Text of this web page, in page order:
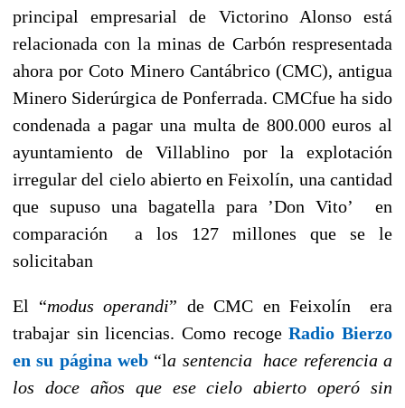
principal empresarial de Victorino Alonso está
relacionada con la minas de Carbón respresentada
ahora por Coto Minero Cantábrico (CMC), antigua
Minero Siderúrgica de Ponferrada. CMCfue ha sido
condenada a pagar una multa de 800.000 euros al
ayuntamiento de Villablino por la explotación
irregular del cielo abierto en Feixolín, una cantidad
que supuso una bagatella para ’Don Vito’ en
comparación a los 127 millones que se le
solicitaban
El “modus operandi” de CMC en Feixolín era
trabajar sin licencias. Como recogeRadio Bierzo
en su página web “la sentencia hace referencia a
los doce años que ese cielo abierto operó sin